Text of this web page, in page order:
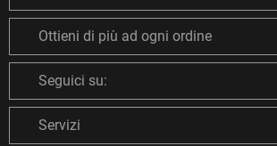
Ottieni di più ad ogni ordine
Seguici su:
Servizi